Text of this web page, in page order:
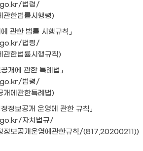
법령/
관한법률시행령)
관한 법률 시행규칙」
법령/
관한법률시행규칙)
개에 관한 특례법」
법령/
개에관한특례법)
정보공개 운영에 관한 규칙」
자치법규/
정보공개운영에관한규칙/(817,20200211))